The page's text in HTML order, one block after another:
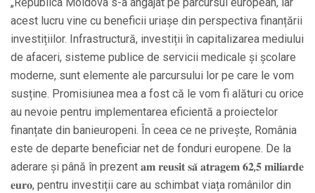
„Republica Moldova s-a angajat pe parcursul european, iar
acest lucru vine cu beneficii uriașe din perspectiva finanțării
investițiilor. Infrastructură, investiții în capitalizarea mediului
de afaceri, sisteme publice de servicii medicale și școlare
moderne, sunt elemente ale parcursului lor pe care le vom
susține. Promisiunea mea a fost că le vom fi alături cu orice
au nevoie pentru implementarea eficientă a proiectelor
finanțate din banieuropeni. În ceea ce ne privește, România
este de departe beneficiar net de fonduri europene. De la
aderare și până în prezent 𝐚𝐦 𝐫𝐞𝐮𝐬𝐢𝐭 𝐬𝐚̆ 𝐚𝐭𝐫𝐚𝐠𝐞𝐦 𝟔𝟐,𝟓 𝐦𝐢𝐥𝐢𝐚𝐫𝐝𝐞
𝐞𝐮𝐫𝐨, pentru investiții care au schimbat viața românilor din